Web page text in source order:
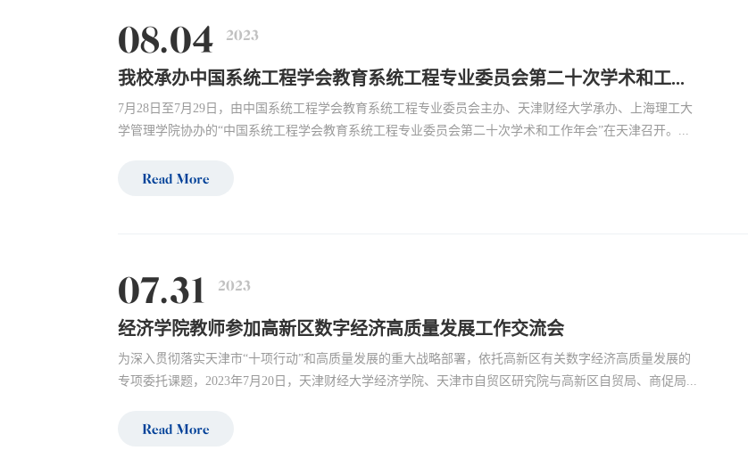
08.04 2023
我校承办中国系统工程学会教育系统工程专业委员会第二十次学术和工作年会
7月28日至7月29日，由中国系统工程学会教育系统工程专业委员会主办、天津财经大学承办、上海理工大
学管理学院协办的“中国系统工程学会教育系统工程专业委员会第二十次学术和工作年会”在天津召开。...
Read More
07.31 2023
经济学院教师参加高新区数字经济高质量发展工作交流会
为深入贯彻落实天津市“十项行动”和高质量发展的重大战略部署，依托高新区有关数字经济高质量发展的
专项委托课题，2023年7月20日，天津财经大学经济学院、天津市自贸区研究院与高新区自贸局、商促局...
Read More